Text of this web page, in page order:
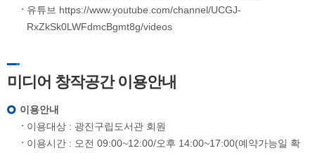
유튜브 https://www.youtube.com/channel/UCGJ-
RxZkSk0LWFdmcBgmt8g/videos
미디어 창작공간 이용안내
이용안내
이용대상 : 광진구립도서관 회원
이용시간 : 오전 09:00~12:00/오후 14:00~17:00(예약가능일 확